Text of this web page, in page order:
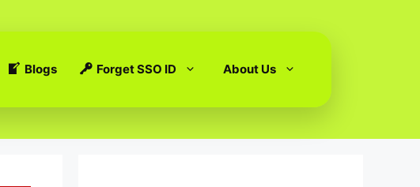
Blogs Forget SSO ID About Us